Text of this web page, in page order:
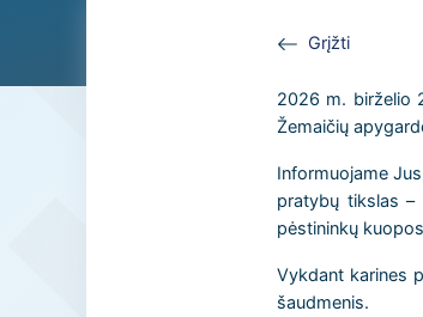
Grįžti
2026 m. birželio
Žemaičių
Informuojame
pratybų tikslas –
pėstininkų
Vykdant karines
šaudmenis.